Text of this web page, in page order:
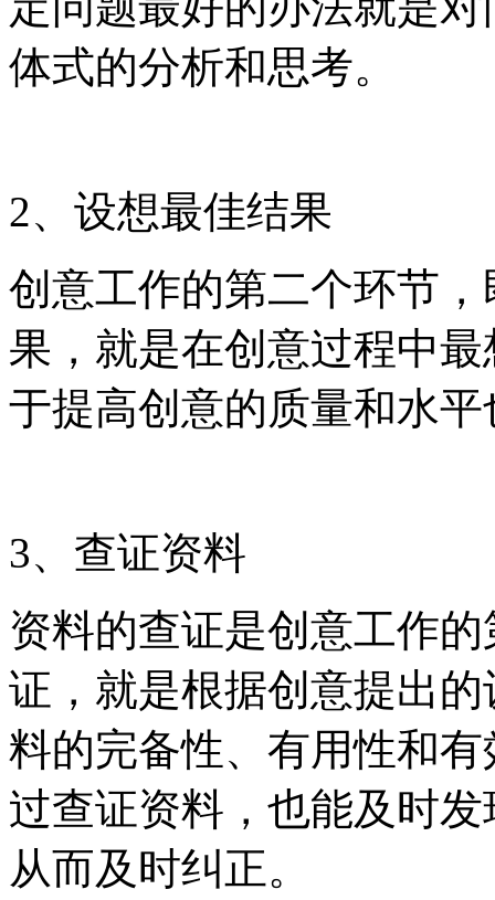
体式的分析和思考。
2、设想最佳结果
创意工作的第二个环节
果，就是在创意过程中
于提高创意的质量和水
3、查证资料
资料的查证是创意工作
证，就是根据创意提出
料的完备性、有用性和
过查证资料，也能及时
从而及时纠正。